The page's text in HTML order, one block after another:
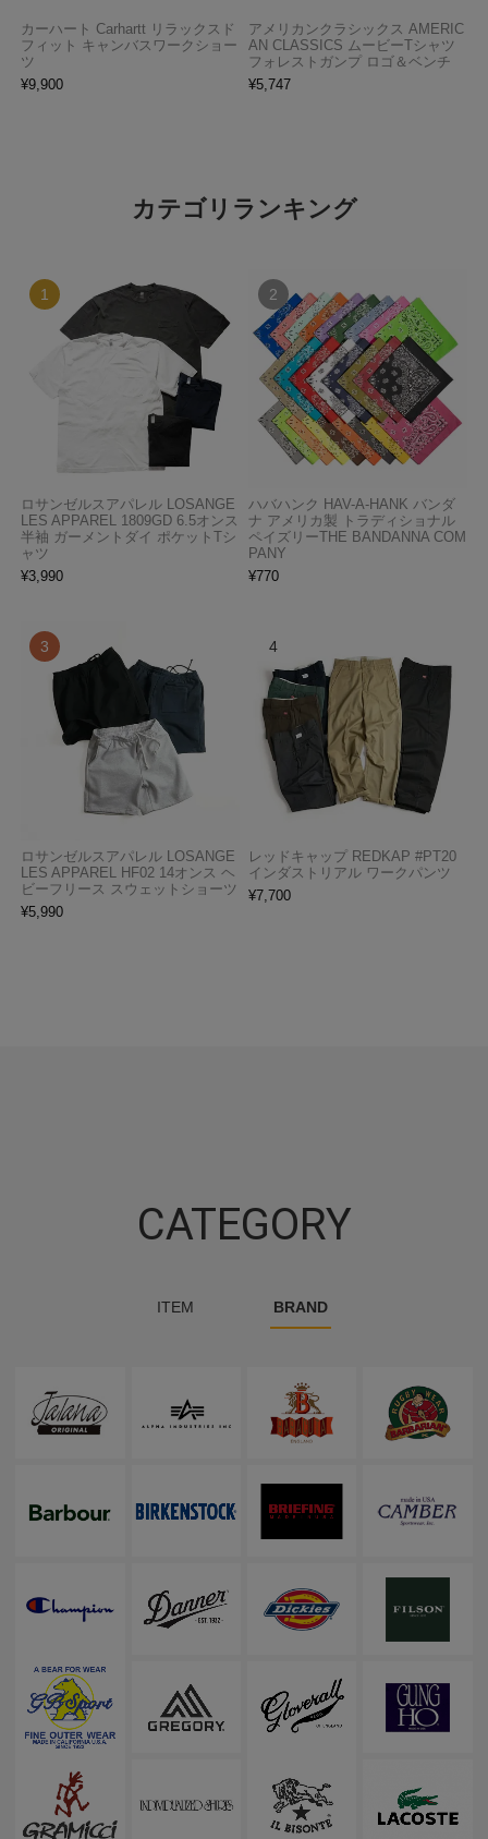
カーハート Carhartt リラックスド
フィット キャンバスワークショー
ツ
¥9,900
アメリカンクラシックス AMERIC
AN CLASSICS ムービーTシャツ
フォレストガンプ ロゴ＆ベンチ
¥5,747
カテゴリランキング
ロサンゼルスアパレル LOSANGE
LES APPAREL 1809GD 6.5オンス
半袖 ガーメントダイ ポケットTシ
ャツ
¥3,990
ハバハンク HAV-A-HANK バンダ
ナ アメリカ製 トラディショナル
ペイズリーTHE BANDANNA COM
PANY
¥770
ロサンゼルスアパレル LOSANGE
LES APPAREL HF02 14オンス ヘ
ビーフリース スウェットショーツ
¥5,990
レッドキャップ REDKAP #PT20
インダストリアル ワークパンツ
¥7,700
CATEGORY
ITEM BRAND